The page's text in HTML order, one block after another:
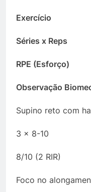
Exercício
Séries x Reps
RPE (Esforço)
Observação
Supino reto com
3 x 8-10
8/10 (2 RIR)
Foco no